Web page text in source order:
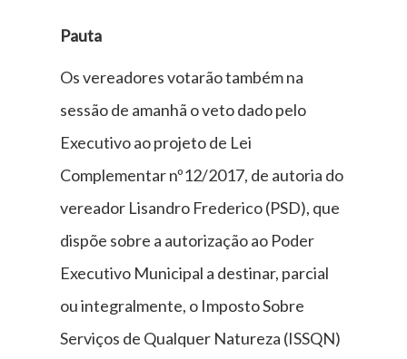
Pauta
Os vereadores votarão também na
sessão de amanhã o veto dado pelo
Executivo ao projeto de Lei
Complementar nº12/2017, de autoria do
vereador Lisandro Frederico (PSD), que
dispõe sobre a autorização ao Poder
Executivo Municipal a destinar, parcial
ou integralmente, o Imposto Sobre
Serviços de Qualquer Natureza (ISSQN)